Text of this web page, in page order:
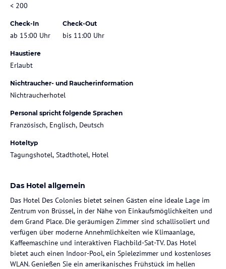
< 200
Check-In
ab 15:00 Uhr
Check-Out
bis 11:00 Uhr
Haustiere
Erlaubt
Nichtraucher- und Raucherinformation
Nichtraucherhotel
Personal spricht folgende Sprachen
Französisch, Englisch, Deutsch
Hoteltyp
Tagungshotel, Stadthotel, Hotel
Das Hotel allgemein
Das Hotel Des Colonies bietet seinen Gästen eine ideale Lage im
Zentrum von Brüssel, in der Nähe von Einkaufsmöglichkeiten und
dem Grand Place. Die geräumigen Zimmer sind schallisoliert und
verfügen über moderne Annehmlichkeiten wie Klimaanlage,
Kaffeemaschine und interaktiven Flachbild-Sat-TV. Das Hotel
bietet auch einen Indoor-Pool, ein Spielezimmer und kostenloses
WLAN. Genießen Sie ein amerikanisches Frühstück im hellen